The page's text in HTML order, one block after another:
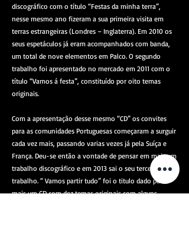
discográfico com o título “Festas da minha terra”,
nesse mesmo ano fizeram a sua primeira visita em
terras estrangeiras (Londres – Inglaterra). Em 2010 os
seus espetáculos já eram acompanhados com banda,
um total de nove elementos em Palco. O segundo
trabalho foi apresentado no mercado em 2011 com o
título “Vamos á festa”, constituído por oito temas
originais.
Com a apresentação desse mesmo “CD” os convites
para as comunidades Portuguesas começaram a surguir
cada vez mais, passando varias vezes já pela Suíça e
França. Deu-se então a vontade de pensar em mais um
trabalho discográfico e em 2013 sai o seu terceiro
trabalho. “ Vamos partir tudo” foi o titulo dado para
mais um CD com dez temas originais com alguns